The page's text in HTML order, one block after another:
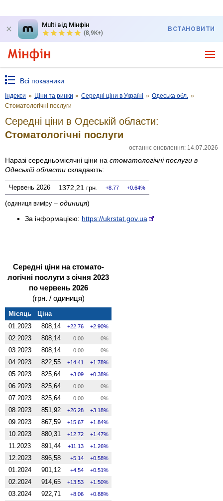
Multi від Мінфін
(8,9K+)
ВСТАНОВИТИ
Всі показники
Індекси » Ціни та ринки » Середні ціни в Україні » Одеська обл. »
Стомато­логічні послуги
Середні ціни в Одеській области:
Стомато­логічні послуги
останнє оновлення: 14.07.2026
Наразі середньомісячні ціни на стомато­логічні послуги в
Одеській области складають:
Червень 2026 1372,21 грн. 8.77 0.64%
(одиниця виміру – одиниця)
За інформацією: https://ukrstat.gov.ua
Середні ціни на стомато­
логічні послуги з січня 2023
по червень 2026
(грн. / одиниця)
Місяць
Ціна
01.2023
808,14 22.76 2.90%
02.2023 808,14 0.00 0%
03.2023 808,14 0.00 0%
04.2023 822,55 14.41 1.78%
05.2023 825,64 3.09 0.38%
06.2023 825,64 0.00 0%
07.2023 825,64 0.00 0%
08.2023 851,92 26.28 3.18%
09.2023 867,59 15.67 1.84%
10.2023 880,31 12.72 1.47%
11.2023 891,44 11.13 1.26%
12.2023 896,58 5.14 0.58%
01.2024 901,12 4.54 0.51%
02.2024 914,65 13.53 1.50%
03.2024 922,71 8.06 0.88%